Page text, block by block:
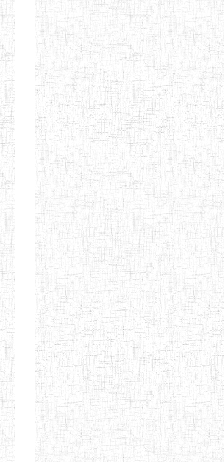
Afficher Page 13 sur 13 Total: 307
Début Préc. 4 5 6 7 8
9
13
Suivant Fin
GTTC
MAMFE
03/11/1983 ENIEG Public
GBTTC
KUMBA
25/08/1978 ENIEG Public
GTTTC
KUMBA
13/08/2013 ENIET Public
GTTC AKWA-
BAKASSI
27/08/2013 ENIEG Public
GTTC
MUNDEMBA
01/08/1997 ENIEG Public
Etablissements
d'enseignement
secondaire
technique
et
professionnel